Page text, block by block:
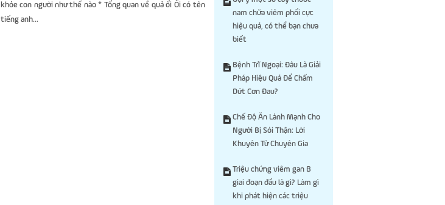
khỏe con người như thế nào * Tổng quan về quả ổi Ổi có tên
tiếng anh...
nam chữa viêm phổi cực
hiệu quả, có thể bạn chưa
biết
Bệnh Trĩ Ngoại: Đâu Là Giải
Pháp Hiệu Quả Để Chấm
Dứt Cơn Đau?
Chế Độ Ăn Lành Mạnh Cho
Người Bị Sỏi Thận: Lời
Khuyên Từ Chuyên Gia
Triệu chứng viêm gan B
giai đoạn đầu là gì? Làm gì
khi phát hiện các triệu